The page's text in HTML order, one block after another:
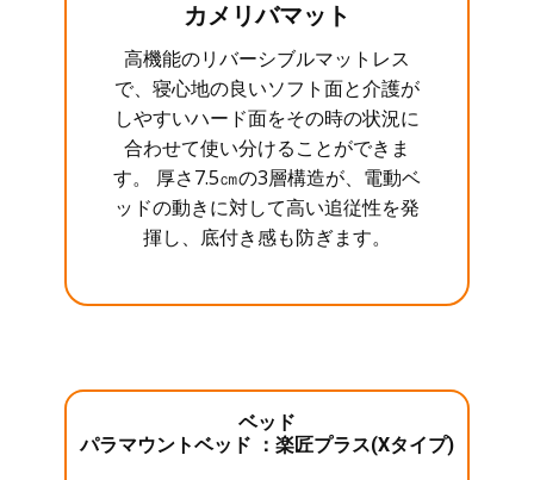
カメリバマット
高機能のリバーシブルマットレス
で、寝心地の良いソフト面と介護が
しやすいハード面をその時の状況に
合わせて使い分けることができま
す。 厚さ7.5㎝の3層構造が、電動ベ
ッドの動きに対して高い追従性を発
揮し、底付き感も防ぎます。
ベッド
パラマウントベッド ：楽匠プラス(Xタイプ)